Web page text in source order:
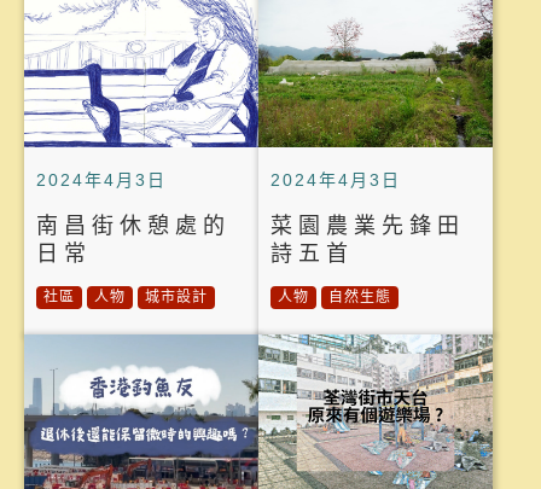
2024年4月3日
南昌街休憩處的
日常
社區 人物 城市設計
2024年4月3日
菜園農業先鋒田
詩五首
人物 自然生態